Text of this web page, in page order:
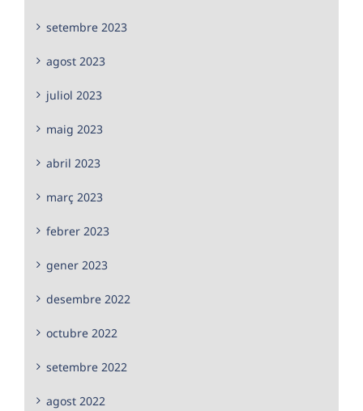
setembre 2023
agost 2023
juliol 2023
maig 2023
abril 2023
març 2023
febrer 2023
gener 2023
desembre 2022
octubre 2022
setembre 2022
agost 2022